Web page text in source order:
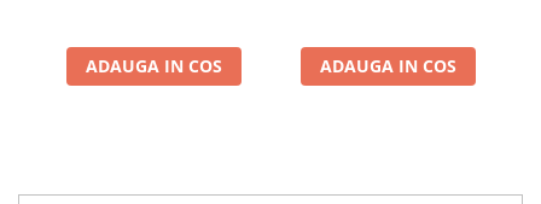
ADAUGA IN COS ADAUGA IN COS